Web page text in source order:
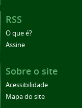
RSS
O que é?
Assine
Sobre o site
Acessibilidade
Mapa do site